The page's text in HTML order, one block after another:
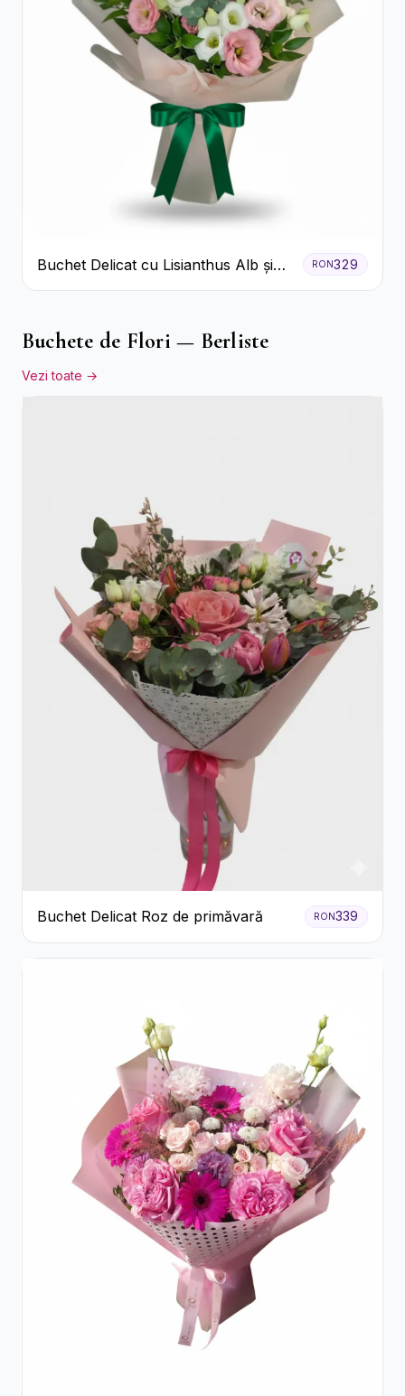
Buchet Delicat cu Lisianthus Alb și
Roz
RON329
Buchete de Flori — Berliste
Vezi toate →
Buchet Delicat Roz de primăvară RON339